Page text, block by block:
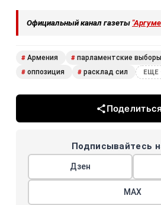
Официальный канал газеты
# Армения # парламентские выборы
# оппозиция # расклад сил ЕЩЕ
Поделиться
Подписывайтесь
Дзен
МАХ